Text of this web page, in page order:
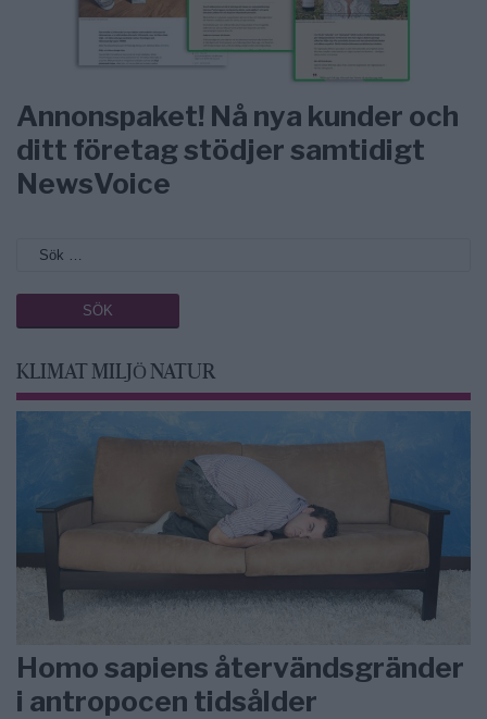
Annonspaket! Nå nya kunder och
ditt företag stödjer samtidigt
NewsVoice
KLIMAT MILJÖ NATUR
Homo sapiens återvändsgränder
i antropocen tidsålder